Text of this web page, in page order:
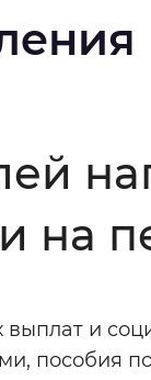
Выключены
на
и
пособия